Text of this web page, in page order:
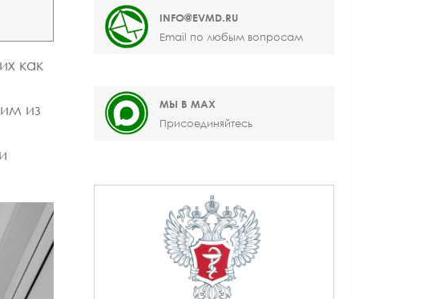
как
из
INFO@EVMD.RU
Email по любым вопросам
МЫ В MAX
Присоединяйтесь